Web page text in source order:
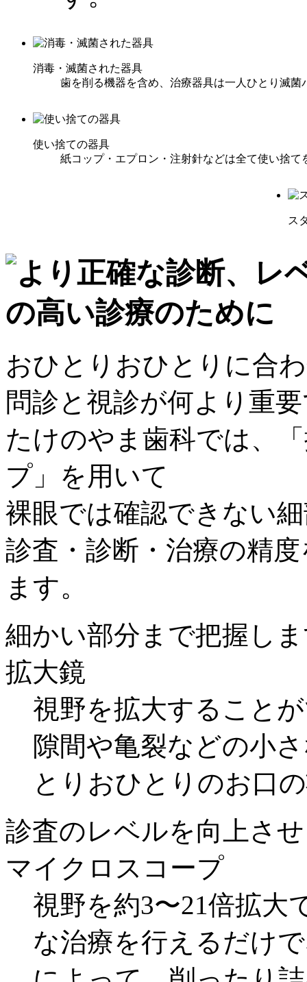
消毒・滅菌された器具
歯を削る機器を含め、治療器具は一人ひとり滅
使い捨ての器具
紙コップ・エプロン・注射針などは全て使い捨て
ス
おひとりおひとりに合
問診と視診が何より重
たけのやま歯科では、
プ」を用いて
裸眼では確認できない
診査・診断・治療の精
ます。
細かい部分まで把握し
拡大鏡
視野を拡大すること
隙間や亀裂などの小
とりおひとりのお口
診査のレベルを向上さ
マイクロスコープ
視野を約3〜21倍拡大
な治療を行えるだけ